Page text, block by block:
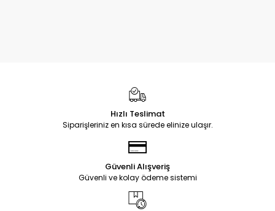
Hızlı Teslimat
Siparişleriniz en kısa sürede elinize ulaşır.
Güvenli Alışveriş
Güvenli ve kolay ödeme sistemi